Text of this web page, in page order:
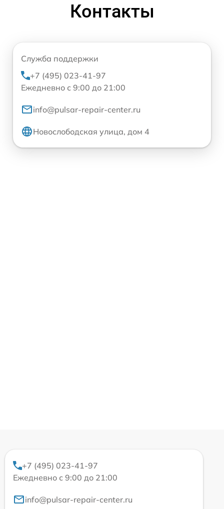
Контакты
Служба поддержки
+7 (495) 023-41-97
Ежедневно с 9:00 до 21:00
info@pulsar-repair-center.ru
Новослободская улица, дом 4
+7 (495) 023-41-97
Ежедневно с 9:00 до 21:00
info@pulsar-repair-center.ru